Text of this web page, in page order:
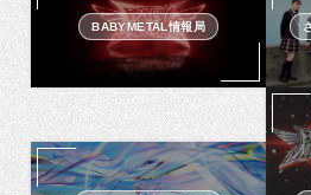
BABYMETAL情報局